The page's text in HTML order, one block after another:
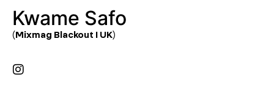
Kwame Safo
(Mixmag Blackout I UK)